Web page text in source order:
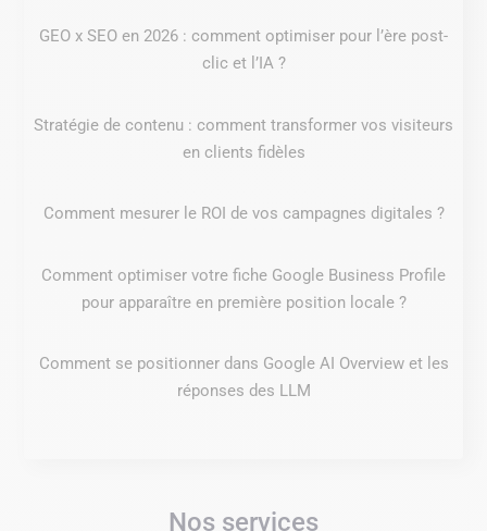
GEO x SEO en 2026 : comment optimiser pour l’ère post-
clic et l’IA ?
Stratégie de contenu : comment transformer vos visiteurs
en clients fidèles
Comment mesurer le ROI de vos campagnes digitales ?
Comment optimiser votre fiche Google Business Profile
pour apparaître en première position locale ?
Comment se positionner dans Google AI Overview et les
réponses des LLM
Nos services